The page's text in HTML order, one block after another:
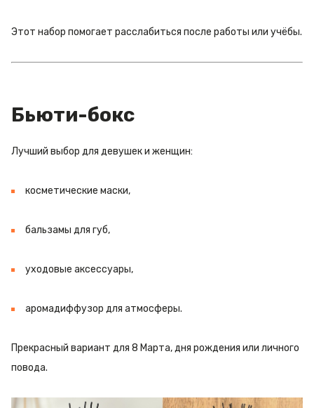
Этот набор помогает расслабиться после работы или учёбы.
Бьюти-бокс
Лучший выбор для девушек и женщин:
косметические маски,
бальзамы для губ,
уходовые аксессуары,
аромадиффузор для атмосферы.
Прекрасный вариант для 8 Марта, дня рождения или личного
повода.